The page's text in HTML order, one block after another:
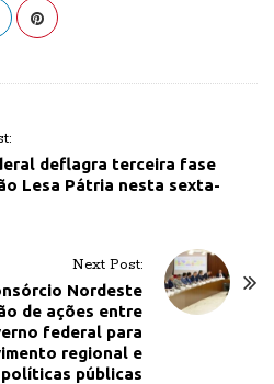
deflagra terceira fase
Lesa Pátria nesta sexta-
Next Post:
Nordeste
de ações entre
federal para
regional e
públicas